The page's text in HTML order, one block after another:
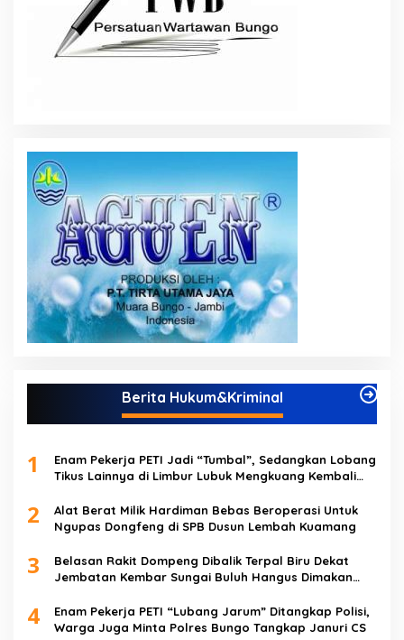
Berita Hukum&Kriminal
1
Enam Pekerja PETI Jadi “Tumbal”, Sedangkan Lobang
Tikus Lainnya di Limbur Lubuk Mengkuang Kembali
2
Alat Berat Milik Hardiman Bebas Beroperasi Untuk
Ngupas Dongfeng di SPB Dusun Lembah Kuamang
3
Belasan Rakit Dompeng Dibalik Terpal Biru Dekat
Jembatan Kembar Sungai Buluh Hangus Dimakan
4
Enam Pekerja PETI “Lubang Jarum” Ditangkap Polisi,
Warga Juga Minta Polres Bungo Tangkap Januri CS